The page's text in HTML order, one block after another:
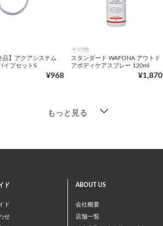
品】アクアシステム
イプセットS
¥968
その他
スタンダード WAFONA アウトド
アボディケアスプレー 120ml
¥1,870
もっと見る
ド
ド
せ
ABOUT US
会社概要
店舗一覧